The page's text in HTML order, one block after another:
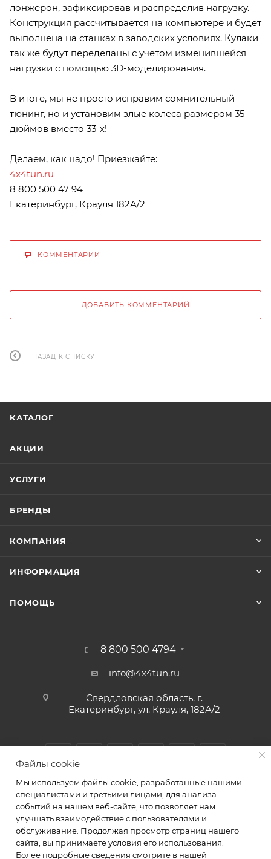
лонжерон, зафиксировав и распределив нагрузку.
Конструкция рассчитывается на компьютере и будет
выполнена на станках в заводских условиях. Кулаки
так же будут переделаны с учетом изменившейся
нагрузки с помощью 3D-моделирования.
В итоге, мы не просто исправим сомнительный
тюнинг, но и установим злые колеса размером 35
дюймов вместо 33-х!
Делаем, как надо! Приезжайте:
4x4tun.ru
8 800 500 47 94
Екатеринбург, Крауля 182А/2
КОММЕНТАРИИ
ДОБАВИТЬ КОММЕНТАРИЙ
НАЗАД К СПИСКУ
КАТАЛОГ
АКЦИИ
УСЛУГИ
БРЕНДЫ
КОМПАНИЯ
ИНФОРМАЦИЯ
ПОМОЩЬ
8 800 500 4794
info@4x4tun.ru
Свердловская область, г.
Екатеринбург, ул. Крауля, 182А/2
2026 © Магазин и сервис для внедорожников г.
Екатеринбург Крауля 182А/2. ИП Комаров А.Ю.
Файлы cookie
Мы используем файлы cookie, разработанные нашими
специалистами и третьими лицами, для анализа
событий на нашем веб-сайте, что позволяет нам
улучшать взаимодействие с пользователями и
обслуживание. Продолжая просмотр страниц нашего
сайта, вы принимаете условия его использования.
Более подробные сведения смотрите в нашей